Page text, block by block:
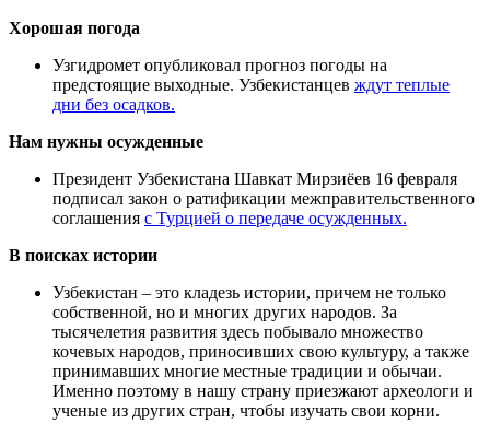
Хорошая погода
Узгидромет опубликовал прогноз погоды на
предстоящие выходные. Узбекистанцев ждут теплые
дни без осадков.
Нам нужны осужденные
Президент Узбекистана Шавкат Мирзиёев 16 февраля
подписал закон о ратификации межправительственного
соглашения с Турцией о передаче осужденных.
В поисках истории
Узбекистан – это кладезь истории, причем не только
собственной, но и многих других народов. За
тысячелетия развития здесь побывало множество
кочевых народов, приносивших свою культуру, а также
принимавших многие местные традиции и обычаи.
Именно поэтому в нашу страну приезжают археологи и
ученые из других стран, чтобы изучать свои корни.